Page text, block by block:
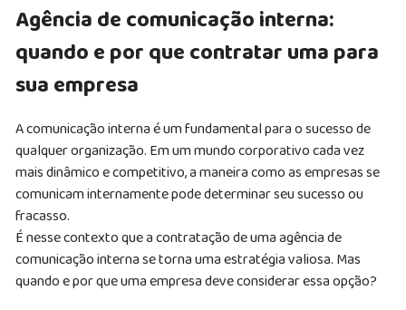
Agência de comunicação interna:
quando e por que contratar uma para
sua empresa
A comunicação interna é um fundamental para o sucesso de
qualquer organização. Em um mundo corporativo cada vez
mais dinâmico e competitivo, a maneira como as empresas se
comunicam internamente pode determinar seu sucesso ou
fracasso.
É nesse contexto que a contratação de uma agência de
comunicação interna se torna uma estratégia valiosa. Mas
quando e por que uma empresa deve considerar essa opção?